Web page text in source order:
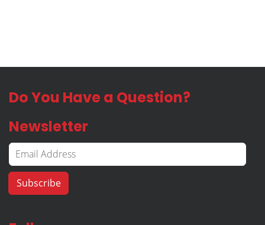
Do You Have a Question?
Newsletter